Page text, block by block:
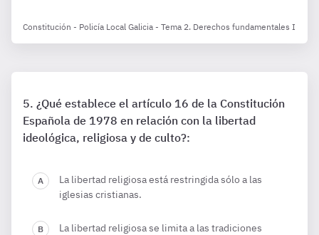
Constitución - Policía Local Galicia - Tema 2. Derechos fundamentales I
¿Qué establece el artículo 16 de la Constitución
Española de 1978 en relación con la libertad
ideológica, religiosa y de culto?:
La libertad religiosa está restringida sólo a las
iglesias cristianas.
La libertad religiosa se limita a las tradiciones